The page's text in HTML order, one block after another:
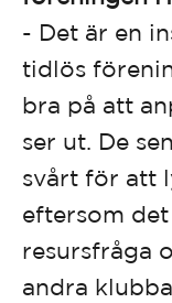
- Det är en
tidlös
bra på att
ser ut. De
svårt för att
eftersom
resursfråga
andra